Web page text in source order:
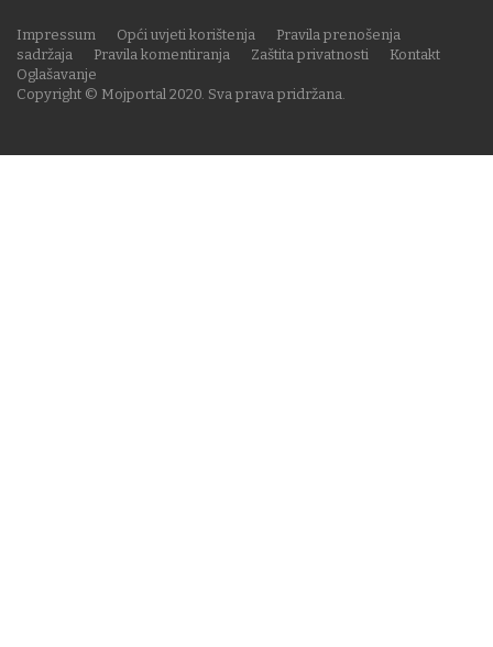
Copyright © Mojportal 2020. Sva prava pridržana.
Impressum Opći uvjeti korištenja
Pravila prenošenja
sadržaja
Pravila komentiranja Zaštita privatnosti
Kontakt
Oglašavanje